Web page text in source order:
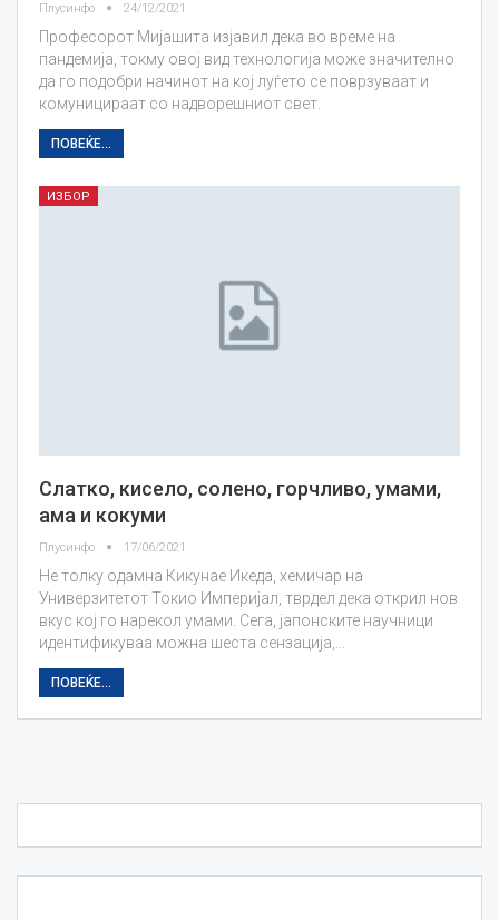
Плусинфо 24/12/2021
Професорот Мијашита изјавил дека во време на
пандемија, токму овој вид технологија може значително
да го подобри начинот на кој луѓето се поврзуваат и
комуницираат со надворешниот свет.
ПОВЕЌЕ...
ИЗБОР
Слатко, кисело, солено, горчливо, умами,
ама и кокуми
Плусинфо 17/06/2021
Не толку одамна Кикунае Икеда, хемичар на
Универзитетот Токио Империјал, тврдел дека открил нов
вкус кој го нарекол умами. Сега, јапонските научници
идентификуваа можна шеста сензација,…
ПОВЕЌЕ...